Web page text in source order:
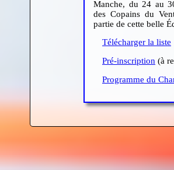
Manche, du 24 au
des Copains du
partie de cette belle
Télécharger la liste
Pré-inscription (à
Programme du